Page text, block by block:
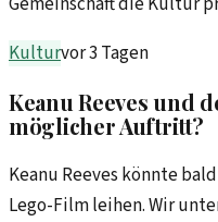
Kulturvor 3 Tagen
Keanu Reeves und
möglicher Auftritt?
Keanu Reeves könnte
Lego-Film leihen. Wir